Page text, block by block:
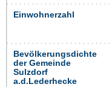
Einwohnerzahl
Bevölkerungsdichte
der Gemeinde
Sulzdorf
a.d.Lederhecke